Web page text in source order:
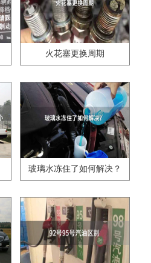
火花塞更换周期
玻璃水冻住了如何解决？